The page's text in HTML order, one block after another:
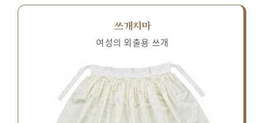
쓰개치마
여성의 외출용 쓰개